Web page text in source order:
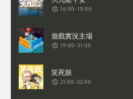
報並會根據你在交易平台（
問答、爭執或與帳戶相關的
容）。
16:00-19:00
19:00-21:00
21:00-22:00